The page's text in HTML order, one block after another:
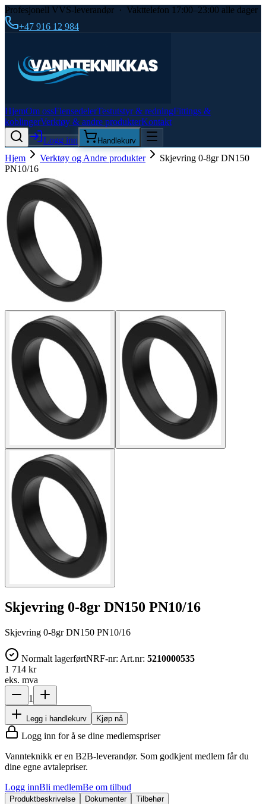
Profesjonell VVS-leverandør · Vakttelefon 17:00–23:00 alle dager
+47 916 12 984
HjemOm ossFlensedelerTestutstyr & redningFittings &
koblingerVerktøy & andre produkterKontakt
Logg inn
Handlekurv
Hjem Verktøy og Andre produkter
Skjevring 0-8gr DN150
PN10/16
Skjevring 0-8gr DN150 PN10/16
Skjevring 0-8gr DN150 PN10/16
Normalt lagerførtNRF-nr: Art.nr: 5210000535
1 714 kr
eks. mva
1
Legg i handlekurv Kjøp nå
Logg inn for å se dine medlemspriser
Vannteknikk er en B2B-leverandør. Som godkjent medlem får du
dine egne avtalepriser.
Logg innBli medlemBe om tilbud
Produktbeskrivelse Dokumenter Tilbehør